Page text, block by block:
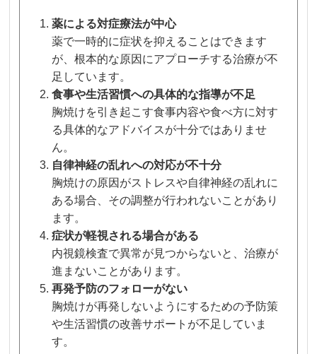
薬による対症療法が中心
薬で一時的に症状を抑えることはできます
が、根本的な原因にアプローチする治療が不
足しています。
食事や生活習慣への具体的な指導が不足
胸焼けを引き起こす食事内容や食べ方に対す
る具体的なアドバイスが十分ではありませ
ん。
自律神経の乱れへの対応が不十分
胸焼けの原因がストレスや自律神経の乱れに
ある場合、その調整が行われないことがあり
ます。
症状が軽視される場合がある
内視鏡検査で異常が見つからないと、治療が
進まないことがあります。
再発予防のフォローがない
胸焼けが再発しないようにするための予防策
や生活習慣の改善サポートが不足していま
す。